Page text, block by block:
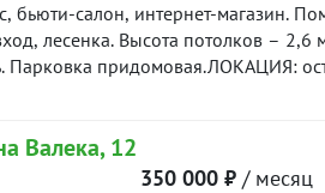
Клининг офиса. Можно
работать.5. Обсуждаемо
к работе.6. Просмотр
договоренности. ID
бьюти-салон, интернет-магазин.
лесенка. Высота потолков – 2,6
Парковка придомовая.ЛОКАЦИЯ:
автомобильный и пешеходный
вентиляцияПотолки
– косметический
Валека, 12
350 000 ₽ / месяц